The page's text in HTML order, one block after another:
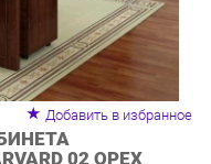
Добавить в избранное
02 ОРЕХ